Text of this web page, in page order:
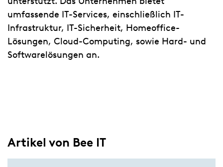
umfassende IT-Services, einschließlich IT-
Infrastruktur, IT-Sicherheit, Homeoffice-
Lösungen, Cloud-Computing, sowie Hard- und
Softwarelösungen an.
Artikel von Bee IT